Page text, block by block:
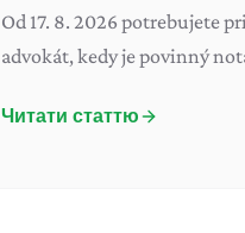
Od 17. 8. 2026 potrebujete
advokát, kedy je povinný
Читати статтю